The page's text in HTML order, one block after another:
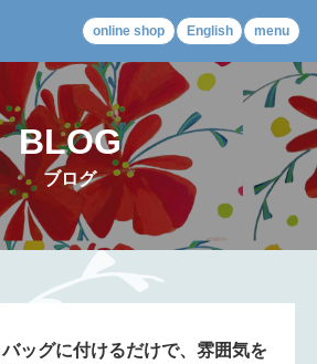
online shop English menu
BLOG
ブログ
バッグに付けるだけで、雰囲気を